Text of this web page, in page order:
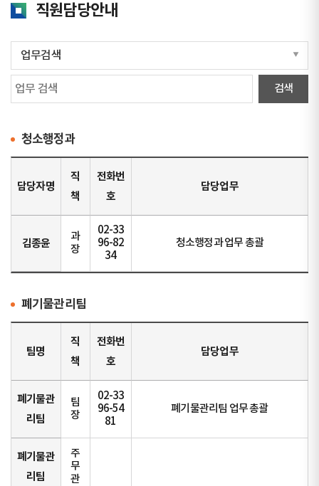
직원담당안내
청소행정과
담당자명
직
책
전화번
호
담당업무
김종윤
과
장
02-33
96-82
34
청소행정과 업무 총괄
폐기물관리팀
팀명
직
책
전화번
호
담당업무
폐기물관
리팀
팀
장
02-33
96-54
81
폐기물관리팀 업무 총괄
폐기물관
리팀
주
무
관